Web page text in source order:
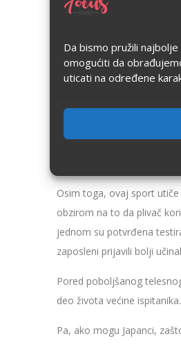
Da bismo pružili
omogućiti da
uticati na određene
Osim što su se svi
znatno bolje pamćenje,
Osim toga, ovaj sport
obzirom na to da plivač
jednom su potvrđena
zaposleni prijavili bolji
Pored poboljšanog
deo života većine ispitanika.
Pa, ako mogu Japanci,